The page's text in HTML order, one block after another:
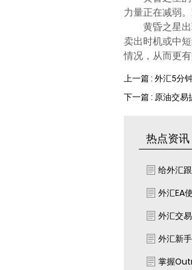
力量正在减弱
黄昏之星
卖出时机或中
情况，从而更
上一篇 : 外汇5分
下一篇 : 原油交
热点资讯
给外汇
外汇EA
外汇交
外汇新
掌握